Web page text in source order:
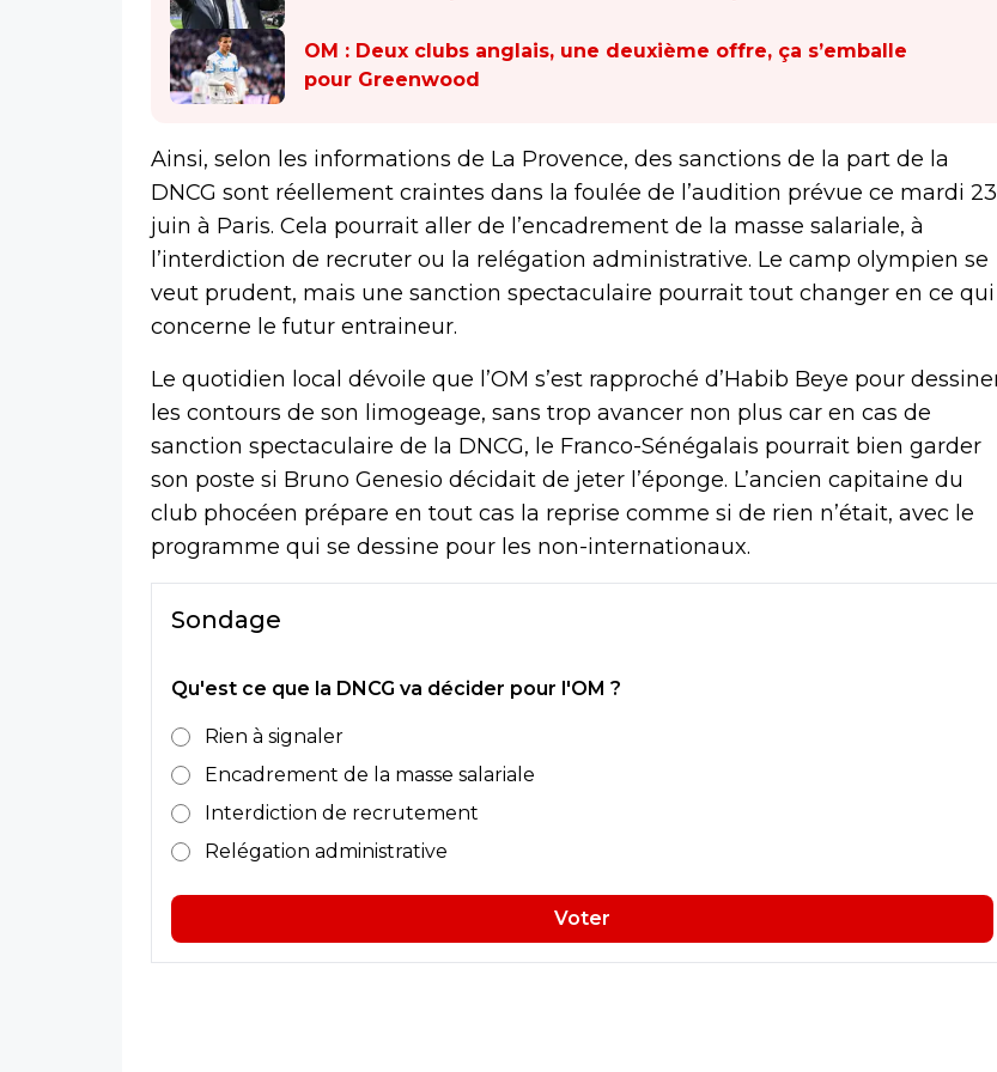
OM : Deux clubs anglais, une deuxième offre, ça s’emballe
pour Greenwood
Ainsi, selon les informations de La Provence, des sanctions de la part de la
DNCG sont réellement craintes dans la foulée de l’audition prévue ce mardi 23
juin à Paris. Cela pourrait aller de l’encadrement de la masse salariale, à
l’interdiction de recruter ou la relégation administrative. Le camp olympien se
veut prudent, mais une sanction spectaculaire pourrait tout changer en ce qui
concerne le futur entraineur.
Le quotidien local dévoile que l’OM s’est rapproché d’Habib Beye pour
les contours de son limogeage, sans trop avancer non plus car en cas de
sanction spectaculaire de la DNCG, le Franco-Sénégalais pourrait bien garder
son poste si Bruno Genesio décidait de jeter l’éponge. L’ancien capitaine du
club phocéen prépare en tout cas la reprise comme si de rien n’était, avec le
programme qui se dessine pour les non-internationaux.
Sondage
Qu'est ce que la DNCG va décider pour l'OM ?
Rien à signaler
Encadrement de la masse salariale
Interdiction de recrutement
Relégation administrative
Voter